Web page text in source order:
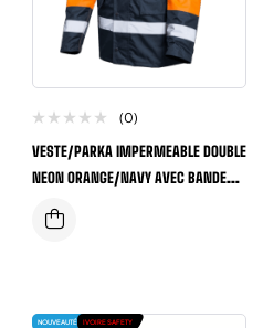
(0)
VESTE/PARKA IMPERMEABLE DOUBLE
NEON ORANGE/NAVY AVEC BANDES
REFLECHISSANTES
NOUVEAUTÉ IVOIRE SAFETY